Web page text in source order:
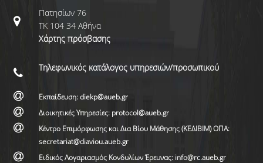
Πατησίων 76
ΤΚ 104 34 Αθήνα
Χάρτης πρόσβασης
Τηλεφωνικός κατάλογος υπηρεσιών/προσωπικού
Εκπαίδευση: diekp@aueb.gr
Διοικητικές Υπηρεσίες: protocol@aueb.gr
Κέντρο Επιμόρφωσης και Δια Βίου Μάθησης (ΚΕΔΙΒΙΜ) ΟΠΑ:
secretariat@diaviou.aueb.gr
Ειδικός Λογαριασμός Κονδυλίων Έρευνας: info@rc.aueb.gr